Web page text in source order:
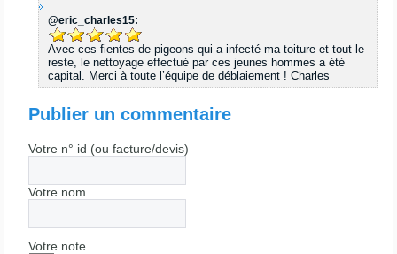
@eric_charles15:
Avec ces fientes de pigeons qui a infecté ma toiture et tout le
reste, le nettoyage effectué par ces jeunes hommes a été
capital. Merci à toute l’équipe de déblaiement ! Charles
Publier un commentaire
Votre n° id (ou facture/devis)
Votre nom
Votre note